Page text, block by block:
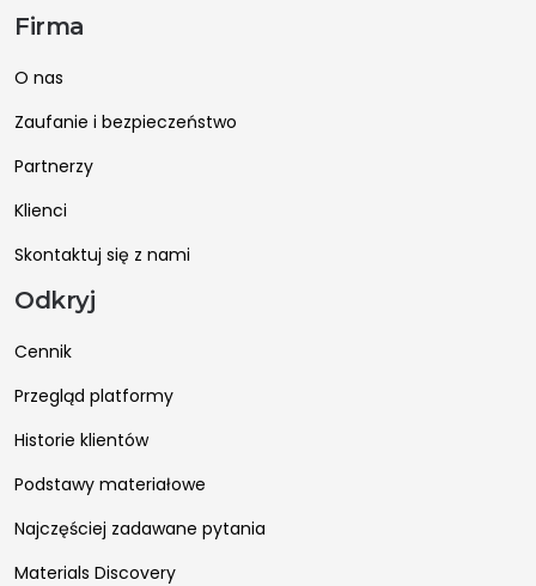
Firma
O nas
Zaufanie i bezpieczeństwo
Partnerzy
Klienci
Skontaktuj się z nami
Odkryj
Cennik
Przegląd platformy
Historie klientów
Podstawy materiałowe
Najczęściej zadawane pytania
Materials Discovery